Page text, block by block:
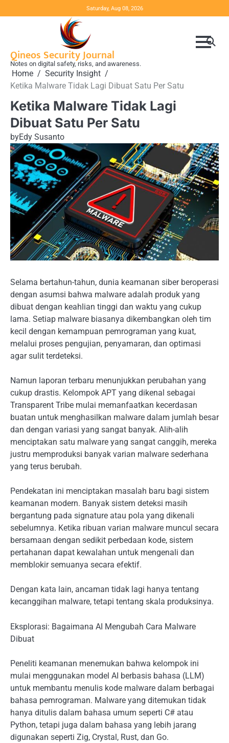
to
Saturday, Aug 08, 2026
Qineos Security Journal
Notes on digital safety, risks, and awareness.
Home
Security Insight
Ketika Malware Tidak Lagi Dibuat Satu Per Satu
Ketika Malware Tidak Lagi
Dibuat Satu Per Satu
byEdy Susanto
Selama bertahun-tahun, dunia keamanan siber beroperasi
dengan asumsi bahwa malware adalah produk yang
dibuat dengan keahlian tinggi dan waktu yang cukup
lama. Setiap malware biasanya dikembangkan oleh tim
kecil dengan kemampuan pemrograman yang kuat,
melalui proses pengujian, penyamaran, dan optimasi
agar sulit terdeteksi.
Namun laporan terbaru menunjukkan perubahan yang
cukup drastis. Kelompok APT yang dikenal sebagai
Transparent Tribe mulai memanfaatkan kecerdasan
buatan untuk menghasilkan malware dalam jumlah besar
dan dengan variasi yang sangat banyak. Alih-alih
menciptakan satu malware yang sangat canggih, mereka
justru memproduksi banyak varian malware sederhana
yang terus berubah.
Pendekatan ini menciptakan masalah baru bagi sistem
keamanan modern. Banyak sistem deteksi masih
bergantung pada signature atau pola yang dikenali
sebelumnya. Ketika ribuan varian malware muncul secara
bersamaan dengan sedikit perbedaan kode, sistem
pertahanan dapat kewalahan untuk mengenali dan
memblokir semuanya secara efektif.
Dengan kata lain, ancaman tidak lagi hanya tentang
kecanggihan malware, tetapi tentang skala produksinya.
Eksplorasi: Bagaimana AI Mengubah Cara Malware
Dibuat
Peneliti keamanan menemukan bahwa kelompok ini
mulai menggunakan model AI berbasis bahasa (LLM)
untuk membantu menulis kode malware dalam berbagai
bahasa pemrograman. Malware yang ditemukan tidak
hanya ditulis dalam bahasa umum seperti C# atau
Python, tetapi juga dalam bahasa yang lebih jarang
digunakan seperti Zig, Crystal, Rust, dan Go.